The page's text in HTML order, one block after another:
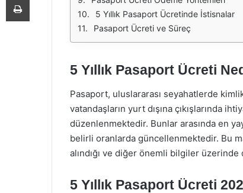
5 Yıllık Pasaport Ücretinde İstisnalar
Pasaport Ücreti ve Süreç
5 Yıllık Pasaport Ücreti
Pasaport, uluslararası seyahatlerde
vatandaşların yurt dışına çıkışlarında
düzenlenmektedir. Bunlar arasında en
belirli oranlarda güncellenmektedir. Bu
alındığı ve diğer önemli bilgiler üzerinde
5 Yıllık Pasaport Ücreti